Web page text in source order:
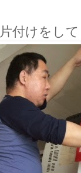
付けをして